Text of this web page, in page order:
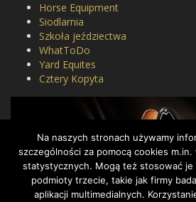
Horse Equipment
Siodlarnia
Szkoła jeździectwa
WhatToDo
Yard Equites
Cztery Kopyta
Na naszych stronach używamy
szczególności za pomocą cookies
statystycznych. Mogą też stosować je
podmioty trzecie, takie jak firmy
aplikacji multimedialnych.